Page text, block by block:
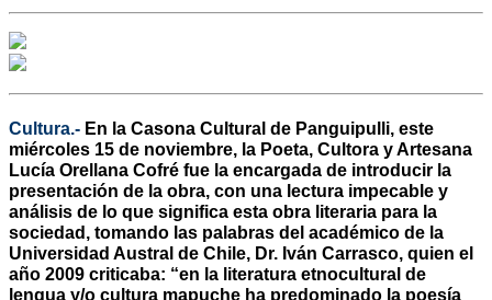
Cultura.- En la Casona Cultural de Panguipulli, este
miércoles 15 de noviembre, la Poeta, Cultora y Artesana
Lucía Orellana Cofré fue la encargada de introducir la
presentación de la obra, con una lectura impecable y
análisis de lo que significa esta obra literaria para la
sociedad, tomando las palabras del académico de la
Universidad Austral de Chile, Dr. Iván Carrasco, quien el
año 2009 criticaba: “en la literatura etnocultural de
lengua y/o cultura mapuche ha predominado la poesía